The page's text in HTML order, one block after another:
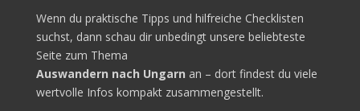
Wenn du praktische Tipps und hilfreiche Checklisten
suchst, dann schau dir unbedingt unsere beliebteste
Seite zum Thema
Auswandern nach Ungarn an – dort findest du viele
wertvolle Infos kompakt zusammengestellt.